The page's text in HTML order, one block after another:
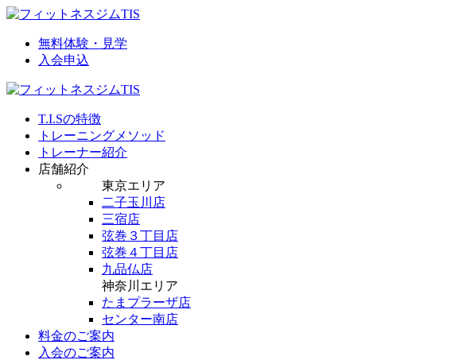
無料体験・見学
入会申込
T.I.Sの特徴
トレーニングメソッド
トレーナー紹介
店舗紹介
東京エリア
二子玉川店
三宿店
弦巻３丁目店
弦巻４丁目店
九品仏店
神奈川エリア
たまプラーザ店
センター南店
料金のご案内
入会のご案内